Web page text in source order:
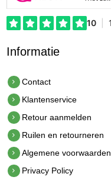
Informatie
Contact
Klantenservice
Retour aanmelden
Ruilen en retourneren
Algemene voorwaarden
Privacy Policy